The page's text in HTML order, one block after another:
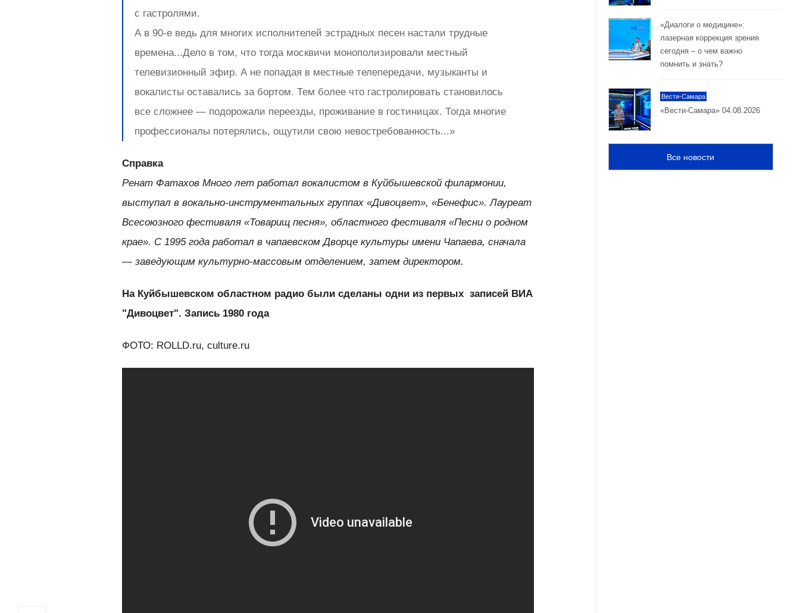
с гастролями.
А в 90-е ведь для многих исполнителей эстрадных песен настали трудные
времена...Дело в том, что тогда москвичи монополизировали местный
телевизионный эфир. А не попадая в местные телепередачи, музыканты и
вокалисты оставались за бортом. Тем более что гастролировать становилось
все сложнее — подорожали переезды, проживание в гостиницах. Тогда многие
профессионалы потерялись, ощутили свою невостребованность...»
Справка
Ренат Фатахов Много лет работал вокалистом в Куйбышевской филармонии,
выступал в вокально-инструментальных группах «Дивоцвет», «Бенефис». Лауреат
Всесоюзного фестиваля «Товарищ песня», областного фестиваля «Песни о родном
крае». С 1995 года работал в чапаевском Дворце культуры имени Чапаева, сначала
— заведующим культурно-массовым отделением, затем директором.
На Куйбышевском областном радио были сделаны одни из первых записей ВИА
"Дивоцвет". Запись 1980 года
ФОТО: ROLLD.ru, culture.ru
«Диалоги о медицине»:
лазерная коррекция зрения
сегодня – о чем важно
помнить и знать?
Вести-Самара
«Вести-Самара» 04.08.2026
Все новости